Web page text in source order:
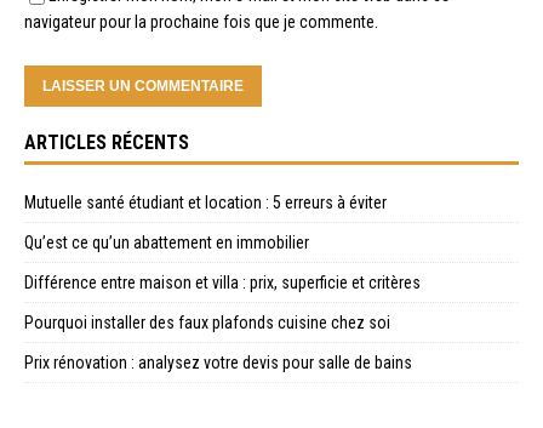
navigateur pour la prochaine fois que je commente.
ARTICLES RÉCENTS
Mutuelle santé étudiant et location : 5 erreurs à éviter
Qu’est ce qu’un abattement en immobilier
Différence entre maison et villa : prix, superficie et critères
Pourquoi installer des faux plafonds cuisine chez soi
Prix rénovation : analysez votre devis pour salle de bains